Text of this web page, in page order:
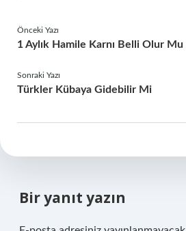
Önceki Yazı
1 Aylık Hamile Karnı Belli Olur Mu
Sonraki Yazı
Türkler Kübaya Gidebilir Mi
Bir yanıt yazın